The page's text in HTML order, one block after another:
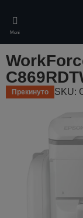
main
content
Meni
Прекинуто SKU: